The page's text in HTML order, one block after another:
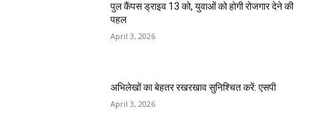
पुल कैंपस ड्राइव 13 को, युवाओं को होगी रोजगार देने की
पहल
April 3, 2026
अभिलेखों का बेहतर रखरखाव सुनिश्चित करें: एसपी
April 3, 2026